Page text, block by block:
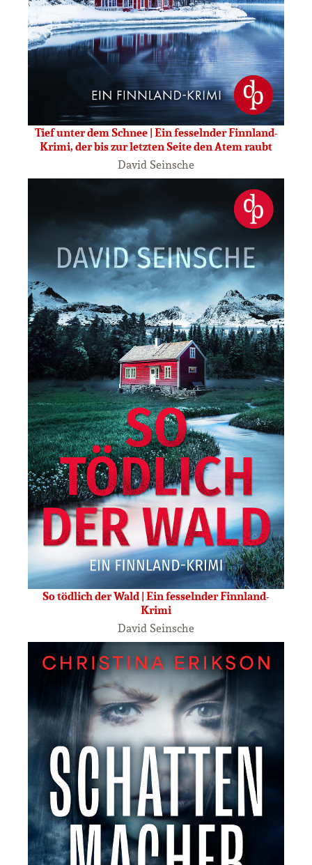
Tief unter dem Schnee | Ein fesselnder Finnland-
Krimi, der bis zur letzten Seite den Atem raubt
David Seinsche
So tödlich der Wald | Ein fesselnder Finnland-
Krimi
David Seinsche